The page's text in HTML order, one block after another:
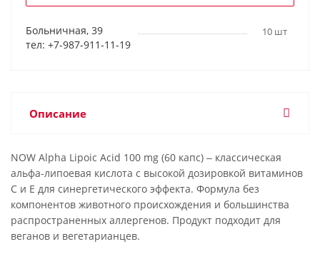
Больничная, 39
тел: +7-987-911-11-19
10 шт
Описание
NOW Alpha Lipoic Acid 100 mg (60 капс) ‒ классическая
альфа-липоевая кислота с высокой дозировкой витаминов
С и Е для синергетического эффекта. Формула без
компонентов животного происхождения и большинства
распространенных аллергенов. Продукт подходит для
веганов и вегетарианцев.